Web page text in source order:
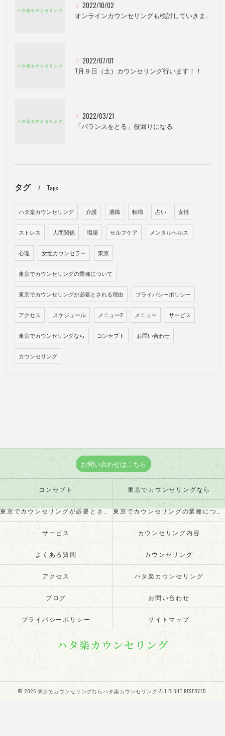
2022/10/02
オンラインカウンセリングも検討していきます。
2022/07/01
7月９日（土）カウンセリング行います！！
2022/03/21
「バランスをとる」役回りになる
タグ Tags
ハタ楽カウンセリング 介護 適職 転職 占い 女性
ストレス 人間関係 職場 セルフケア メンタルヘルス
心理 女性カウンセラー 東京
東京でカウンセリングの業種について
東京でカウンセリングが必要とされる理由 プライバシーポリシー
アクセス スケジュール メニュー2 メニュー サービス
東京でカウンセリングなら コンセプト お問い合わせ
カウンセリング
お問い合わせはこちら
コンセプト 東京でカウンセリングなら
東京でカウンセリングが必要とされる理由 東京でカウンセリングの業種について
サービス カウンセリング内容
よくある質問 カウンセリング
アクセス ハタ楽カウンセリング
ブログ お問い合わせ
プライバシーポリシー サイトマップ
© 2026 東京でカウンセリングならハタ楽カウンセリング ALL RIGHT RESERVED.